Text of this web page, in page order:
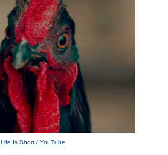
Life Is Short / YouTube